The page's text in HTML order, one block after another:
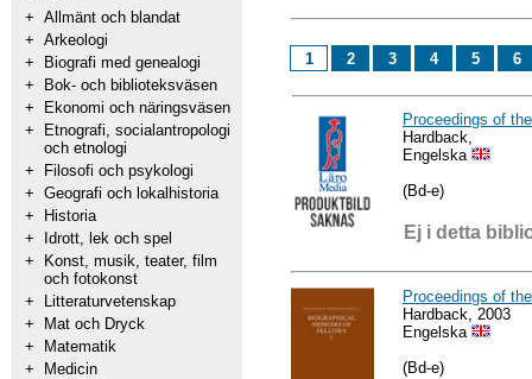
+ Allmänt och blandat
+ Arkeologi
+
Biografi med genealogi
+
Bok- och biblioteksväsen
+
Ekonomi och näringsväsen
+
Etnografi, socialantropologi
och etnologi
+
Filosofi och psykologi
+ Geografi och lokalhistoria
+
Historia
+
Idrott, lek och spel
+
Konst, musik, teater, film
och fotokonst
+
Litteraturvetenskap
+
Mat och Dryck
+
Matematik
+
Medicin
1 2 3 4 5 6
Proceedings of
Hardback,
Engelska
(Bd-e)
Ej i detta
Proceedings of
Hardback, 2003
Engelska
(Bd-e)